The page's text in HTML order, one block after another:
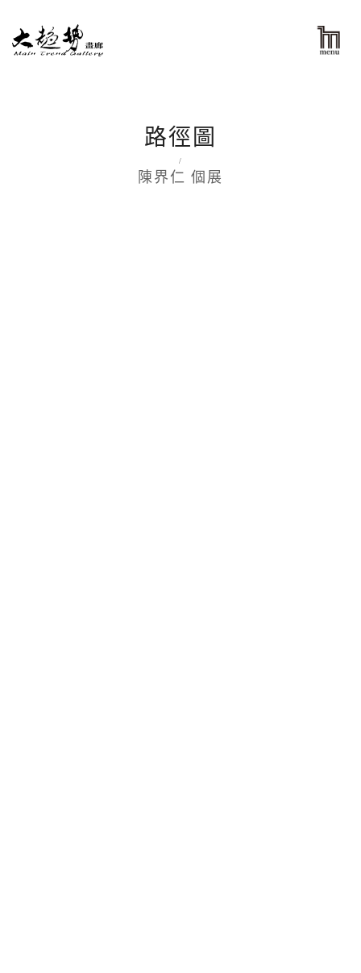
路徑圖
/
陳界仁 個展